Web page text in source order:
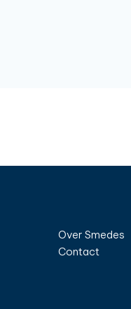
Over Smedes
Contact